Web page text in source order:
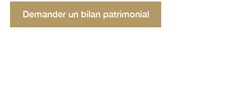
Demander un bilan patrimonial